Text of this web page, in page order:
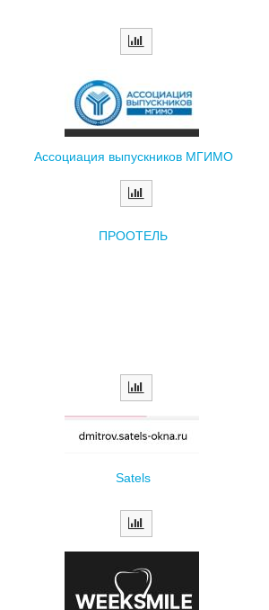
Ассоциация выпускников МГИМО
ПРООТЕЛЬ
Satels